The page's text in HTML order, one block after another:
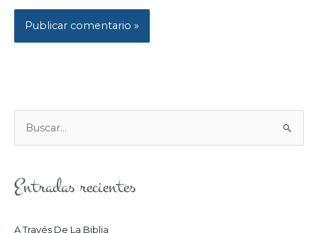
U
C
Entradas recientes
A Través De La Biblia